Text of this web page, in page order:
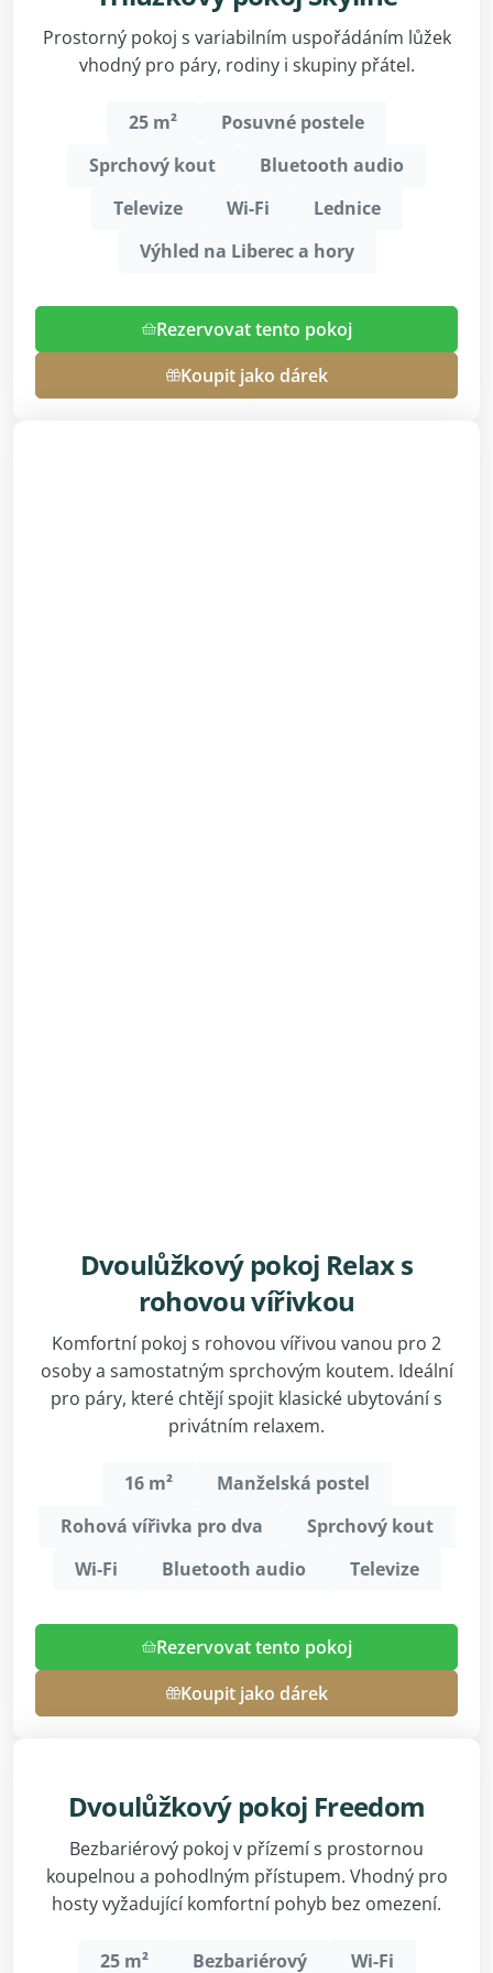
Prostorný pokoj s variabilním uspořádáním lůžek
vhodný pro páry, rodiny i skupiny přátel.
25 m²
Posuvné postele
Sprchový kout
Bluetooth audio
Televize
Wi-Fi
Lednice
Výhled na Liberec a hory
Rezervovat tento pokoj
Koupit jako dárek
Dvoulůžkový pokoj Relax s
rohovou vířivkou
Komfortní pokoj s rohovou vířivou vanou pro 2
osoby a samostatným sprchovým koutem. Ideální
pro páry, které chtějí spojit klasické ubytování s
privátním relaxem.
16 m²
Manželská postel
Rohová vířivka pro dva
Sprchový kout
Wi-Fi
Bluetooth audio Televize
Rezervovat tento pokoj
Koupit jako dárek
Dvoulůžkový pokoj Freedom
Bezbariérový pokoj v přízemí s prostornou
koupelnou a pohodlným přístupem. Vhodný pro
hosty vyžadující komfortní pohyb bez omezení.
25 m² Bezbariérový Wi-Fi